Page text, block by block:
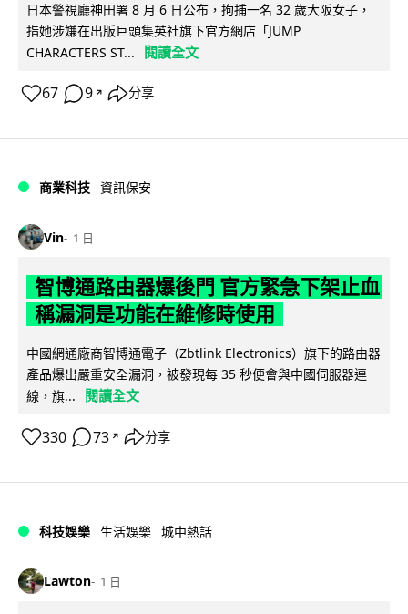
日本警視廳神田署 8 月 6 日公布，拘捕一名 32 歲大阪女子，
指她涉嫌在出版巨頭集英社旗下官方網店「JUMP
CHARACTERS ST...
閱讀全文
67 9 ↗ 分享
商業科技 資訊保安
Vin 1 日
智博通路由器爆後門 官方緊急下架止血
稱漏洞是功能在維修時使用
中國網通廠商智博通電子（Zbtlink Electronics）旗下的路由器
產品爆出嚴重安全漏洞，被發現每 35 秒便會與中國伺服器連
線，旗...
閱讀全文
330 73 ↗ 分享
科技娛樂 生活娛樂 城中熱話
Lawton 1 日